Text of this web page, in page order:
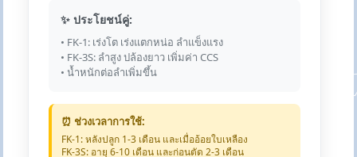
✨ ประโยชน์คู่:
• FK-1: เร่งโต เร่งแตกหน่อ ลำแข็งแรง
• FK-3S: ลำสูง ปล้องยาว เพิ่มค่า CCS
• น้ำหนักต่อลำเพิ่มขึ้น
⏰ ช่วงเวลาการใช้:
FK-1: หลังปลูก 1-3 เดือน และเมื่ออ้อยใบเหลือง
FK-3S: อายุ 6-10 เดือน และก่อนตัด 2-3 เดือน